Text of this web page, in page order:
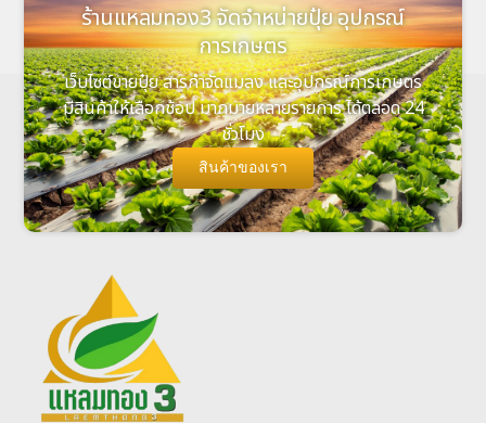
ร้านแหลมทอง3 จัดจำหน่ายปุ๋ย อุปกรณ์
การเกษตร
เว็บไซต์ขายปุ๋ย สารกำจัดแมลง และอุปกรณ์การเกษตร
มีสินค้าให้เลือกช้อป มากมายหลายรายการ ได้ตลอด 24
ชั่วโมง
สินค้าของเรา